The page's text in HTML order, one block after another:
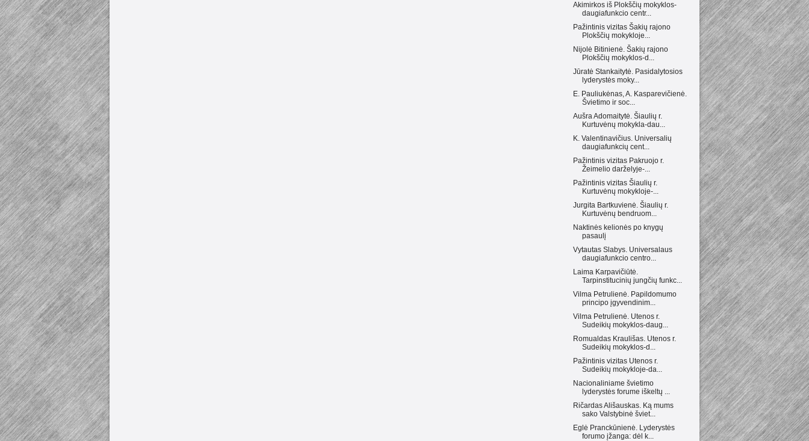
Akimirkos iš Plokščių mokyklos-
daugiafunkcio centr...
Pažintinis vizitas Šakių rajono
Plokščių mokykloje...
Nijolė Bitinienė. Šakių rajono
Plokščių mokyklos-d...
Jūratė Stankaitytė. Pasidalytosios
lyderystės moky...
E. Pauliukėnas, A. Kasparevičienė.
Švietimo ir soc...
Aušra Adomaitytė. Šiaulių r.
Kurtuvėnų mokykla-dau...
K. Valentinavičius. Universalių
daugiafunkcių cent...
Pažintinis vizitas Pakruojo r.
Žeimelio darželyje-...
Pažintinis vizitas Šiaulių r.
Kurtuvėnų mokykloje-...
Jurgita Bartkuvienė. Šiaulių r.
Kurtuvėnų bendruom...
Naktinės kelionės po knygų
pasaulį
Vytautas Slabys. Universalaus
daugiafunkcio centro...
Laima Karpavičiūtė.
Tarpinstitucinių jungčių funkc...
Vilma Petrulienė. Papildomumo
principo įgyvendinim...
Vilma Petrulienė. Utenos r.
Sudeikių mokyklos-daug...
Romualdas Kraulišas. Utenos r.
Sudeikių mokyklos-d...
Pažintinis vizitas Utenos r.
Sudeikių mokykloje-da...
Nacionaliniame švietimo
lyderystės forume iškeltų ...
Ričardas Ališauskas. Ką mums
sako Valstybinė šviet...
Eglė Pranckūnienė. Lyderystės
forumo įžanga: dėl k...